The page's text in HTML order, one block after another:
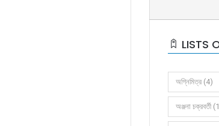
LISTS
অগ্নিমিত্র (4)
অঞ্জনা চক্রবর্তী